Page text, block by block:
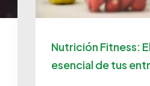
Nutrición Fitness:
esencial de tus